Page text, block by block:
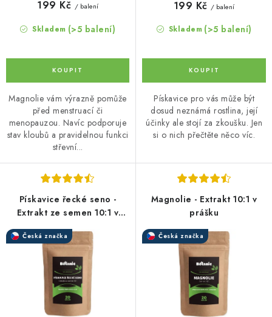
Skladem (>5 balení)
199 Kč / balení
Magnolie vám výrazně pomůže
před menstruací či
menopauzou. Navíc podporuje
stav kloubů a pravidelnou funkci
střevní...
Skladem (>5 balení)
199 Kč / balení
Pískavice pro vás může být
dosud neznámá rostlina, její
účinky ale stojí za zkoušku. Jen
si o nich přečtěte něco víc.
Pískavice řecké seno -
Extrakt ze semen 10:1 v
Česká značka
Magnolie - Extrakt 10:1 v
prášku
Česká značka